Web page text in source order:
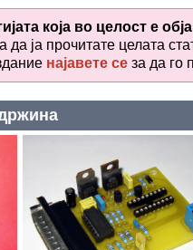
која во целост е
да ја прочитате целата
најавете се за да го